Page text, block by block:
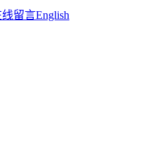
线留言English